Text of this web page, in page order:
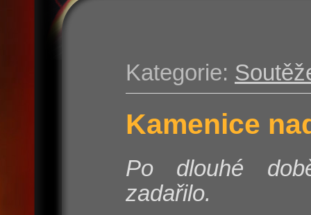
Kategorie:
Kamenice
Po dlouhé
zadařilo.